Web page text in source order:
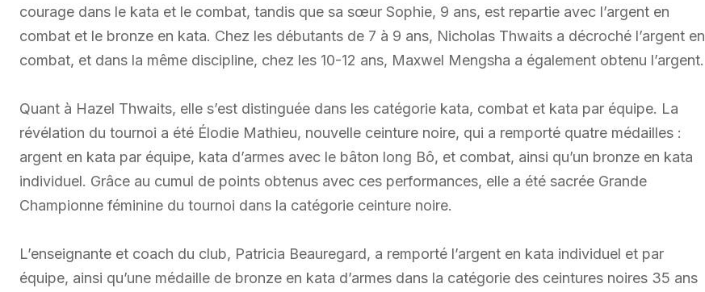
courage dans le kata et le combat, tandis que sa sœur Sophie, 9 ans, est repartie avec l’argent en
combat et le bronze en kata. Chez les débutants de 7 à 9 ans, Nicholas Thwaits a décroché l’argent en
combat, et dans la même discipline, chez les 10-12 ans, Maxwel Mengsha a également obtenu l’argent.
Quant à Hazel Thwaits, elle s’est distinguée dans les catégorie kata, combat et kata par équipe. La
révélation du tournoi a été Élodie Mathieu, nouvelle ceinture noire, qui a remporté quatre médailles :
argent en kata par équipe, kata d’armes avec le bâton long Bô, et combat, ainsi qu’un bronze en kata
individuel. Grâce au cumul de points obtenus avec ces performances, elle a été sacrée Grande
Championne féminine du tournoi dans la catégorie ceinture noire.
L’enseignante et coach du club, Patricia Beauregard, a remporté l’argent en kata individuel et par
équipe, ainsi qu’une médaille de bronze en kata d’armes dans la catégorie des ceintures noires 35 ans